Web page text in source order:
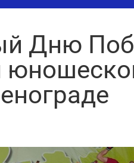
Дню